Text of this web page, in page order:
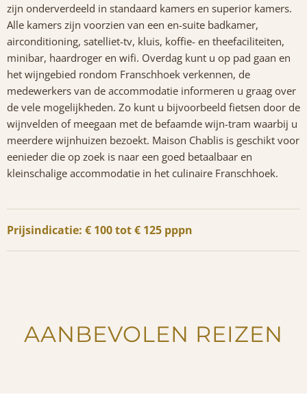
zijn onderverdeeld in standaard kamers en superior kamers.
Alle kamers zijn voorzien van een en-suite badkamer,
airconditioning, satelliet-tv, kluis, koffie- en theefaciliteiten,
minibar, haardroger en wifi. Overdag kunt u op pad gaan en
het wijngebied rondom Franschhoek verkennen, de
medewerkers van de accommodatie informeren u graag over
de vele mogelijkheden. Zo kunt u bijvoorbeeld fietsen door de
wijnvelden of meegaan met de befaamde wijn-tram waarbij u
meerdere wijnhuizen bezoekt. Maison Chablis is geschikt voor
eenieder die op zoek is naar een goed betaalbaar en
kleinschalige accommodatie in het culinaire Franschhoek.
Prijsindicatie: € 100 tot € 125 pppn
AANBEVOLEN REIZEN